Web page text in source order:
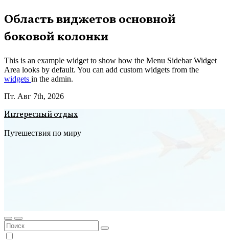
Перейти
к
содержимому
Область виджетов основной
боковой колонки
This is an example widget to show how the Menu Sidebar Widget
Area looks by default. You can add custom widgets from the
widgets in the admin.
Пт. Авг 7th, 2026
Интересный отдых
Путешествия по миру